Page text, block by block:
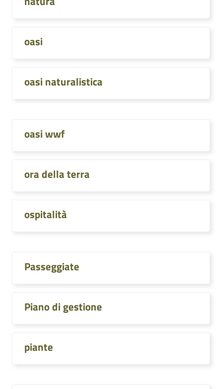
oasi
oasi naturalistica
oasi wwf
ora della terra
ospitalità
Passeggiate
Piano di gestione
piante